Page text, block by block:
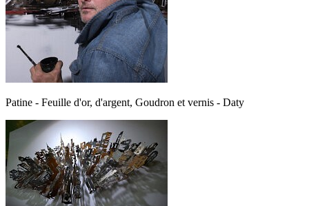
Patine - Feuille d'or, d'argent, Goudron et vernis - Daty